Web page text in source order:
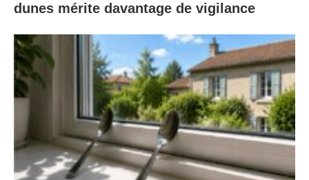
dunes mérite davantage de vigilance